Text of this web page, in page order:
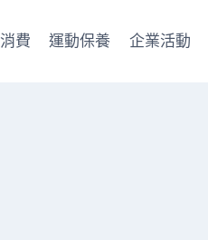
費 運動保養 企業活動